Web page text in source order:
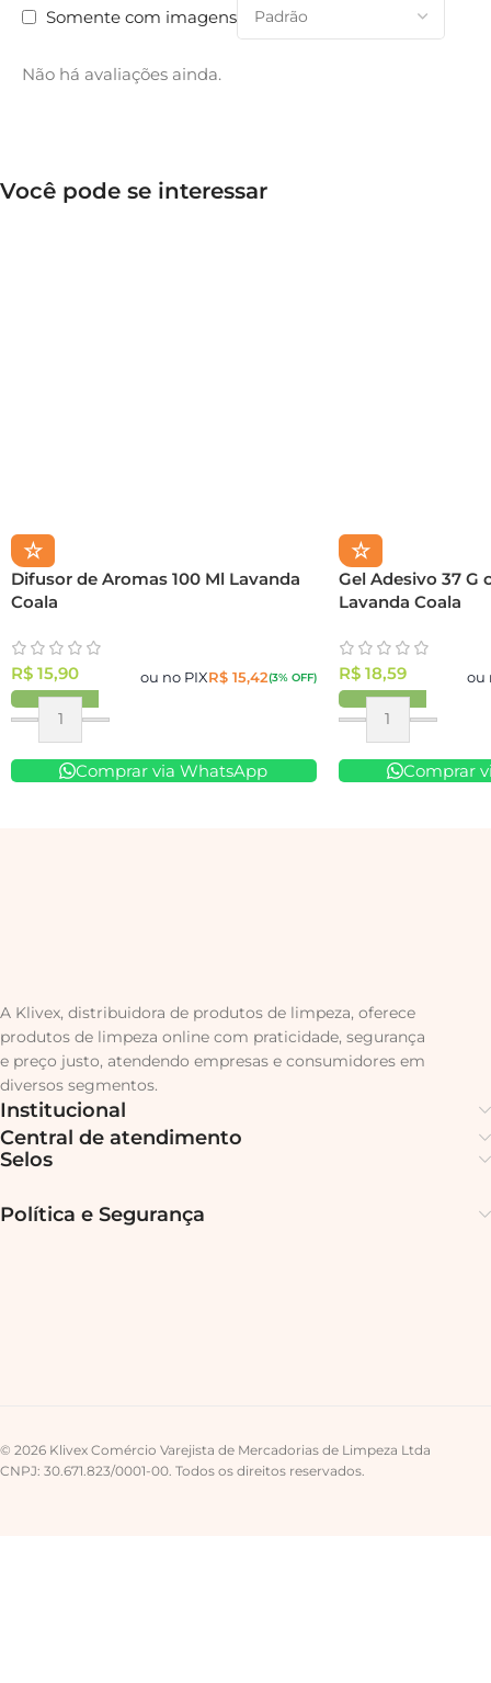
Somente com imagens
Não há avaliações ainda.
Você pode se interessar
☆
Difusor de Aromas 100 Ml Lavanda
Coala
R$ 15,90 ou no PIXR$15,42(3% OFF)
Comprar via WhatsApp
☆
Gel Adesivo 37 G
Lavanda Coala
R$18,59 ou
Comprar
A Klivex, distribuidora de produtos de limpeza, oferece
produtos de limpeza online com praticidade, segurança
e preço justo, atendendo empresas e consumidores em
diversos segmentos.
Institucional
Central de atendimento
Selos
Política e Segurança
© 2026 Klivex Comércio Varejista de Mercadorias de Limpeza Ltda
CNPJ: 30.671.823/0001-00. Todos os direitos reservados.